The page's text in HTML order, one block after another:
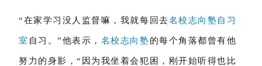
“在家学习没人监督嘛，我就每回去名校志向塾自习
室 自习。”他表示， 名校志向塾的每个角落都曾有他
努力的身影，“因为我坐着会犯困，刚开始听得也比